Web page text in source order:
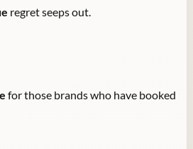
regret seeps out.
for those brands who have booked